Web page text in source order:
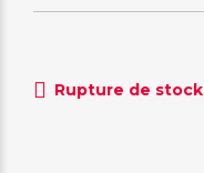
Rupture de stock